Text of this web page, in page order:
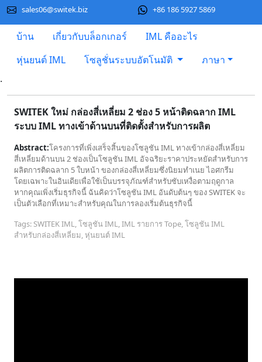
sales06@switek.biz +86 186 5927 5869
บ้าน เกี่ยวกับบล็อกเกอร์
IML คืออะไร
หุ่นยนต์ IML
โซลูชั่นระบบอัตโนมัติ
ภาษา
.
SWITEK ใหม่ กล่องสี่เหลี่ยม 2 ช่อง 5 หน้าติดฉลาก IML
ระบบ IML ทางเข้าด้านบนที่ติดตั้งสำหรับการผลิต
Abstract:โครงการที่เพิ่งเสร็จสิ้นของโซลูชัน IML ทางเข้ากล่องสี่เหลี่ยม
สี่เหลี่ยมด้านบน 2 ช่องเป็นโซลูชัน IML อัจฉริยะราคาประหยัดสำหรับการ
ผลิตการติดฉลาก 5 ใบหน้า ของกล่องสี่เหลี่ยมซึ่งนิยมทำเนย ไอศกรีม
โดยเฉพาะในอินเดียเพื่อใช้เป็นบรรจุภัณฑ์สำหรับซับเหงื่อตามฤดูกาล
หากคุณเพิ่งเริ่มธุรกิจนี้ ฉันคิดว่าโซลูชัน IML อันดับต้นๆ ของ SWITEK จะ
เป็นตัวเลือกที่เหมาะสำหรับคุณในการลองเริ่มต้นธุรกิจนี้
Tags: SWITEK IML, โซลูชัน IML, IML รายการ Tope, โซลูชัน IML
สำหรับกล่องสี่เหลี่ยม, หุ่นยนต์ IML